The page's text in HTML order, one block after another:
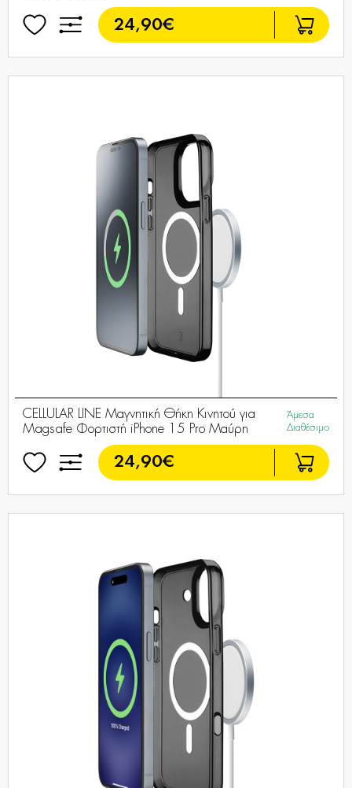
24,90€
CELLULAR LINE Μαγνητική Θήκη Κινητού για
Magsafe Φορτιστή iPhone 15 Pro Μαύρη
Άμεσα
Διαθέσιμο
24,90€